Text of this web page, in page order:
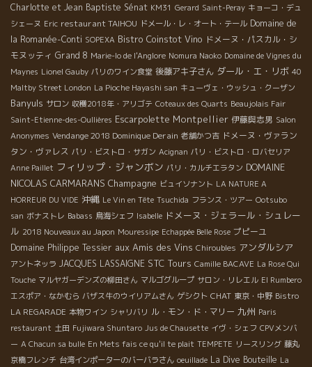
Charlotte et Jean Baptiste Sénat KM31 Gerard Saint-Peray キョーコ・デュ
シェーヌ Eric restaurant TAIHOU ドメール・レ・オート・テール Domaine de
la Romanée-Conti SOPEXA Bistro Coinstot Vino ドメーヌ・パスカル・シ
モヌッティ Grand 8 Marie-lo de l'Anglore Nomura Naoko Domaine de Vignes du
Maynes Lionel Gauby パリのワイン食堂 後藤アキ子さん ダール・エ・リボ 40
Maltby Street London La Pioche Hayashi san キューヴェ・ウッシュ・クーザン
Banyuls サロン 収穫2018年・アリゴテ Coteaux des Quarts Beaujolais Fair
Saint-Etienne-des-Oullières Escarpolette Montpellier 伊藤與志男 Salon
Anonymes Vendange 2018 Dominique Derain 老舗かつ吉 ドメーヌ・ヴァラン
タン・ヴァレス パリ・ビストロ・サガン Acignan パリ・ビストロ・ロバセリア
Anne Paillet フィリップ・ジャンボン パリ・カルチエラタン DOMAINE
NICOLAS CARMARANS Champagne ビュイソナント LA NATURE A
HORREUR DU VIDE 沖縄 Le Vin en Tête Tsuchida フランス・ツアー Ootsubo
san ボナストレ Babass 鳥海シェフ Isabelle ドメーヌ・ジェラール・シュレー
ル 2018 Nouveaux au Japon Mouressipe Echappée Belle Rose プピーユ
Domaine Philippe Tessier aux Amis des Vins Chiroubles アンダルシア
アントネッラ JACQUES LASSAIGNE STC Tours Camille BACAVE La Rose Qui
Touche マルヤガーデンズの柳田さん マルゴグループ サロン・リレエル El Rumbero
エスポア・なかむら バザス牛のウイリアムさん ゲシクト CHAT 東京・中野 Bistro
LA REGARADE 本物ワイン シャリバリ ル・モン・ド・マリー 九州 Paris
restaurant 土田 Fujiwara Shuntaro Jus de Chausette イヴ・シェフ CPVメンバ
ー A Chacun sa bulle En Mets fais ce qu'il te plait TEMPETE リースリング 藤丸
京橋フレンチ 台湾インポーターのバーバラさん oeuillade La Dive Bouteille La